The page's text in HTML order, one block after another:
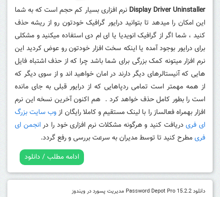
Display Driver Uninstaller نرم افزاری بسیار کم حجم است که به شما
این امکان را میدهد تا بتوانید درایور گرافیک خودتون رو از ریشه حذف
کنید ، شما اگر از گرافیک انویدیا یا ای ام دی استفاده میکنید و مشکلی
برای درایور بوجود آمده یا اینکه سخت افزار خودتون رو عوض کردید این
نرم افزار میتونه کمک بزرگی برای شما باشد چرا که از حذف اشتباه فایل
هایی که آنیستالرهای دیگر دارند در امان خواهید اند و از سوی دیگر که
از همه مهمتر است تمامی ردپاهایی که از درایور قبلی به جای مانده
است را بطور کامل حذف خواهد کرد . هم اکنون آخرین نسخه این نرم
افزار بهمراه فعالساز را با لینک مستقیم و کاملا رایگان ازوب سایت بزرگ
ای فریدریافت کنید و هرگونه مشکلات نرم افزاری خود را درانجمن ای
فریمطرح کنید تا توسط مدیران به سرعت بررسی و رفع گردد.
ادامه مطلب / دانلود
دانلود Password Depot Pro 15.2.2 مدیریت پسورد در ویندوز